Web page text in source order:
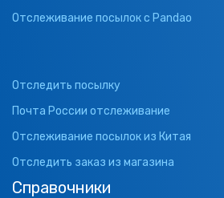
Отслеживание посылок с Pandao
Отследить посылку
Почта России отслеживание
Отслеживание посылок из Китая
Отследить заказ из магазина
Справочники